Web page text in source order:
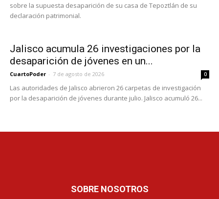
sobre la supuesta desaparición de su casa de Tepoztlán de su
declaración patrimonial.
Jalisco acumula 26 investigaciones por la
desaparición de jóvenes en un...
CuartoPoder - 7 de agosto de 2026 0
Las autoridades de Jalisco abrieron 26 carpetas de investigación
por la desaparición de jóvenes durante julio. Jalisco acumuló 26...
SOBRE NOSOTROS